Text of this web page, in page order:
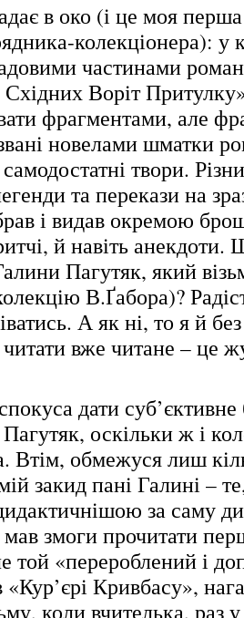
в око (і це моя
колекціонера): у
частинами
Воріт
фрагментами, але
новелами шматки
твори.
та перекази на
і видав окремою
й навіть анекдоти.
Пагутяк, який
В.Ґабора)?
А як ні, то я й
вже читане – це
дати
оскільки ж і
Втім, обмежуся лиш
закид пані Галині –
за саму
змоги прочитати
той «перероблений і
Кривбасу»,
коли вчителька, раз